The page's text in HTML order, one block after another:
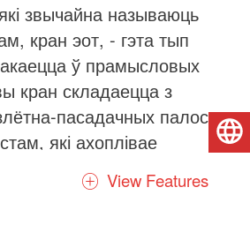
звычайна называюць
кран эот, - гэта тып
ў прамысловых
кран складаецца з
пасадачных палос з
які ахоплівае
моста рухаецца пад'ёмнік,
пад'ёмным элементам
View Features
Беларуская мова